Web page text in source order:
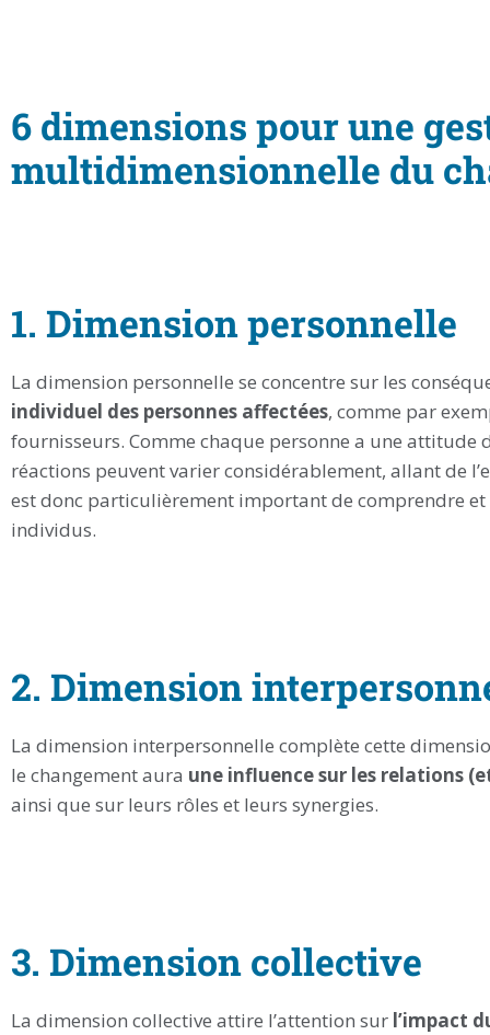
6 dimensions pour une
multidimensionnelle du
1. Dimension personnelle
La dimension personnelle se concentre sur les
individuel des personnes affectées, comme par
fournisseurs. Comme chaque personne a une attitude
réactions peuvent varier considérablement, allant de
est donc particulièrement important de comprendre
individus.
2. Dimension
La dimension interpersonnelle complète cette
le changement aura une influence sur les relations
ainsi que sur leurs rôles et leurs synergies.
3. Dimension collective
La dimension collective attire l’attention sur l’impact